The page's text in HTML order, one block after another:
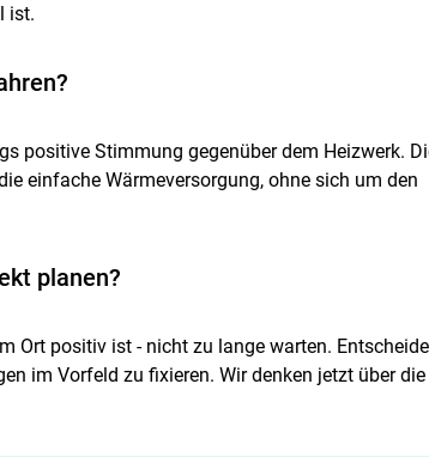
ist.
positive Stimmung gegenüber dem Heizwerk.
einfache Wärmeversorgung, ohne sich um den
planen?
Ort positiv ist - nicht zu lange warten.
im Vorfeld zu fixieren. Wir denken jetzt über die